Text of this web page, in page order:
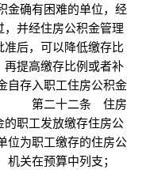
确有困难的单位，经
并经住房公积金管理
后，可以降低缴存比
提高缴存比例或者补
存入职工住房公积金
。 第二十二条 住房
职工发放缴存住房公
为职工缴存的住房公
关在预算中列支；